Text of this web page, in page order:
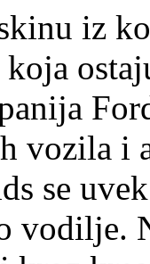
iz
koja
vozila i
se
vodilje.